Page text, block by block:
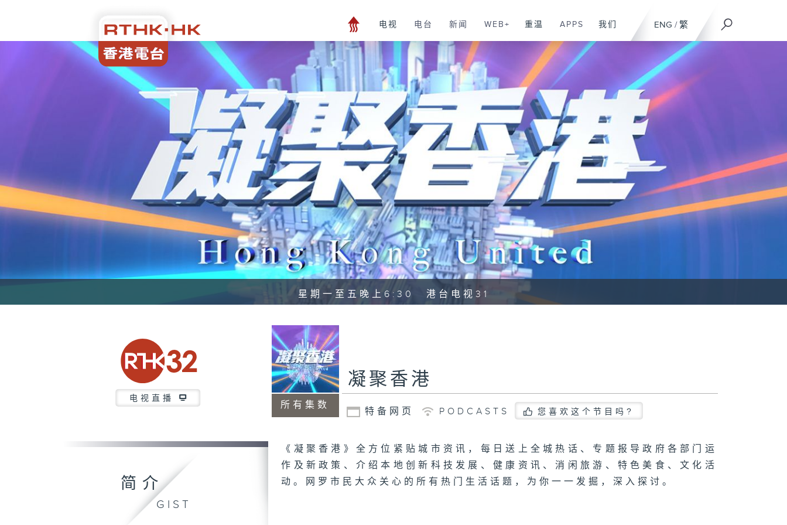
ENG / 繁
电视 电台 新闻 WEB+ 重温 APPS 我们
星期一至五晚上6:30 港台电视31
电视直播
所有集数
凝聚香港
特备网页 PODCASTS 您喜欢这个节目吗?
简介
GIST
《凝聚香港》全方位紧贴城市资讯，每日送上全城热话、专题报导政府各部门运
作及新政策、介绍本地创新科技发展、健康资讯、消闲旅游、特色美食、文化活
动。网罗市民大众关心的所有热门生活话题，为你一一发掘，深入探讨。